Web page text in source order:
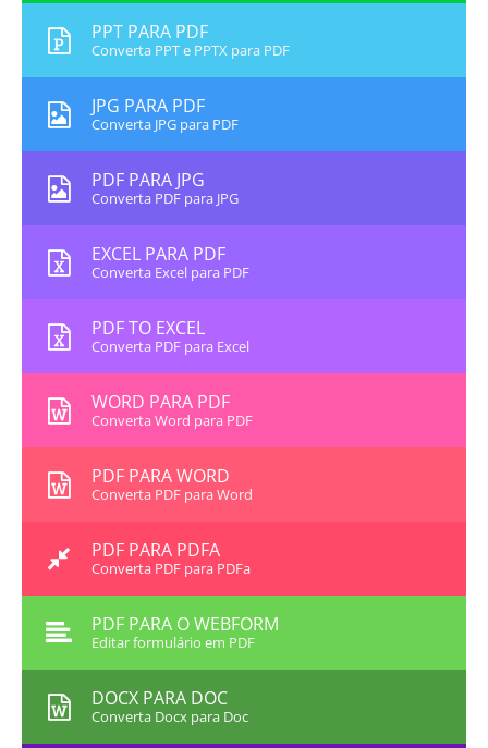
PPT PARA PDF
Converta PPT e PPTX para PDF
JPG PARA PDF
Converta JPG para PDF
PDF PARA JPG
Converta PDF para JPG
EXCEL PARA PDF
Converta Excel para PDF
PDF TO EXCEL
Converta PDF para Excel
WORD PARA PDF
Converta Word para PDF
PDF PARA WORD
Converta PDF para Word
PDF PARA PDFA
Converta PDF para PDFa
PDF PARA O WEBFORM
Editar formulário em PDF
DOCX PARA DOC
Converta Docx para Doc